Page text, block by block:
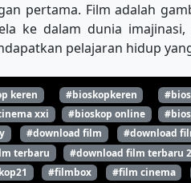
pertama. Film adalah
ke dalam dunia
pelajaran hidup
keren #bioskopkeren
xxi #bioskop online
#download film #download
terbaru #download film terbaru
#filmbox #film cinema